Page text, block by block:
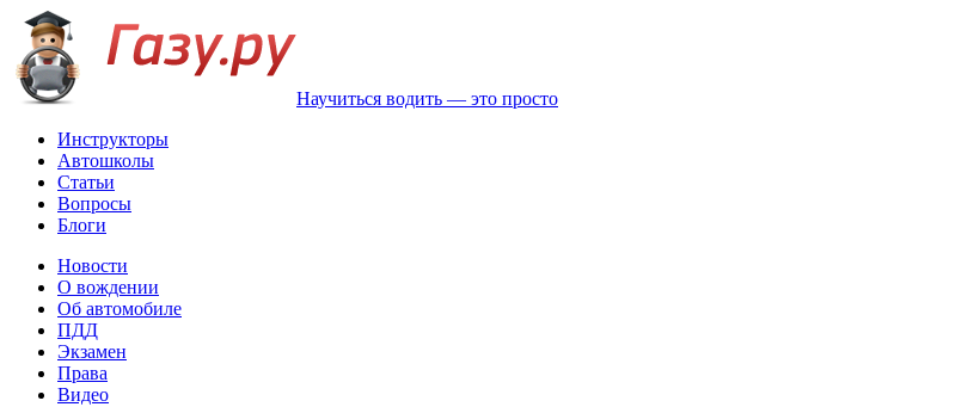
Научиться водить — это просто
Инструкторы
Автошколы
Статьи
Вопросы
Блоги
Новости
О вождении
Об автомобиле
ПДД
Экзамен
Права
Видео